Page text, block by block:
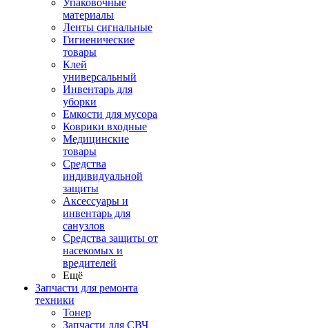
Упаковочные
материалы
Ленты сигнальные
Гигиенические
товары
Клей
универсальный
Инвентарь для
уборки
Емкости для мусора
Коврики входные
Медицинские
товары
Средства
индивидуальной
защиты
Аксессуары и
инвентарь для
санузлов
Средства защиты от
насекомых и
вредителей
Ещё
Запчасти для ремонта
техники
Тонер
Запчасти для СВЧ